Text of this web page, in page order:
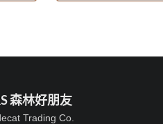
森林好朋友
Trading Co.